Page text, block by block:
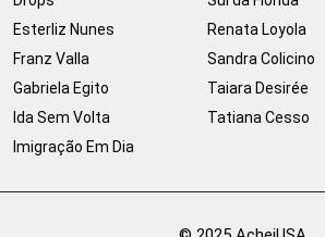
Esterliz Nunes
Franz Valla
Gabriela Egito
Ida Sem Volta
Imigração Em Dia
Renata Loyola
Sandra Colicino
Taiara Desirée
Tatiana Cesso